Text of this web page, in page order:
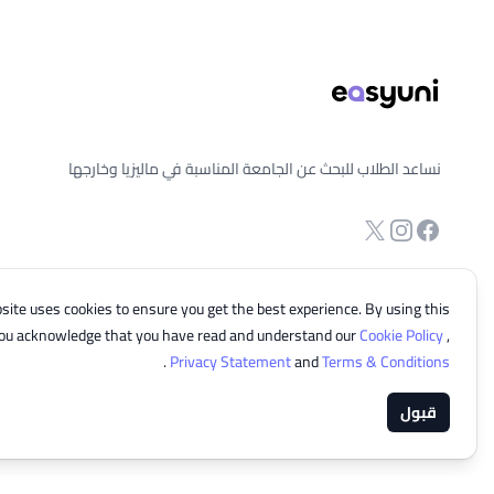
uses cookies to ensure you get the best experience. By using this
acknowledge that you have read and understand ourCookie Policy,
Privacy StatementandTerms & Conditions
.
قبول
نساعد الطلاب للبحث عن الجامعة المناسبة في ماليزيا وخارجها
صفحة الفيسبوك
انستجرام
Twitter